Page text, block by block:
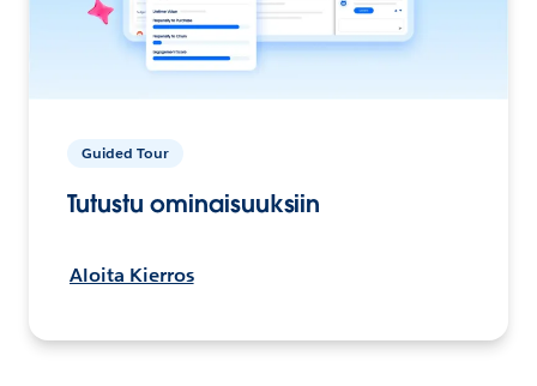
Guided Tour
Tutustu ominaisuuksiin
Aloita Kierros